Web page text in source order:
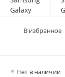
Нет в наличии
В избранное